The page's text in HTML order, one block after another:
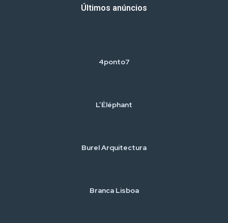
Últimos anúncios
4ponto7
L’Éléphant
Burel Arquitectura
Branca Lisboa